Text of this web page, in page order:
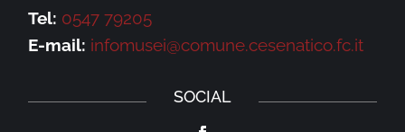
Tel: 0547 79205
E-mail: infomusei@comune.cesenatico.fc.it
SOCIAL